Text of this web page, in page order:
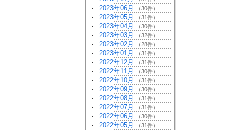
2023年06月 （30件）
2023年05月 （31件）
2023年04月 （30件）
2023年03月 （32件）
2023年02月 （28件）
2023年01月 （31件）
2022年12月 （31件）
2022年11月 （30件）
2022年10月 （31件）
2022年09月 （30件）
2022年08月 （31件）
2022年07月 （31件）
2022年06月 （30件）
2022年05月 （31件）